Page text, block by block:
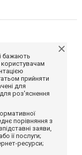
бажають
прийняти
для
роз'яснення
порівняння з
заяви,
її послуги;
ресурси;